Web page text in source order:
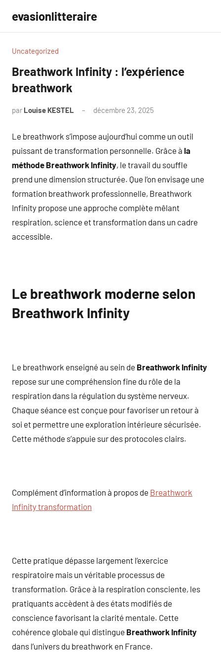
contenu
evasionlitteraire
Uncategorized
Breathwork Infinity : l’expérience
breathwork
par Louise KESTEL décembre 23, 2025
Le breathwork s’impose aujourd’hui comme un outil
puissant de transformation personnelle. Grâce à la
méthode Breathwork Infinity, le travail du souffle
prend une dimension structurée. Que l’on envisage une
formation breathwork professionnelle, Breathwork
Infinity propose une approche complète mêlant
respiration, science et transformation dans un cadre
accessible.
Le breathwork moderne selon
Breathwork Infinity
Le breathwork enseigné au sein de Breathwork Infinity
repose sur une compréhension fine du rôle de la
respiration dans la régulation du système nerveux.
Chaque séance est conçue pour favoriser un retour à
soi et permettre une exploration intérieure sécurisée.
Cette méthode s’appuie sur des protocoles clairs.
Complément d’information à propos de Breathwork
Infinity transformation
Cette pratique dépasse largement l’exercice
respiratoire mais un véritable processus de
transformation. Grâce à la respiration consciente, les
pratiquants accèdent à des états modifiés de
conscience favorisant la clarité mentale. Cette
cohérence globale qui distingue Breathwork Infinity
dans l’univers du breathwork en France.